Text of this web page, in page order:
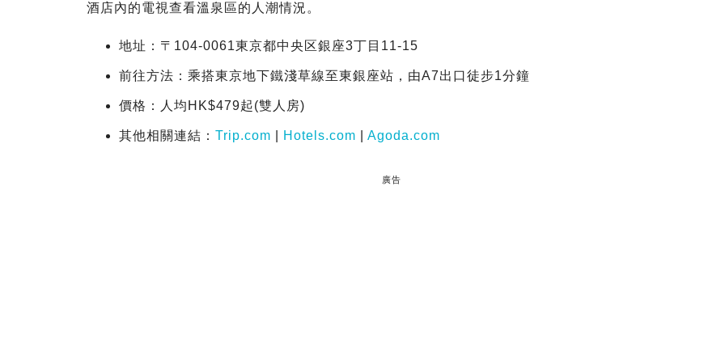
酒店內的電視查看溫泉區的人潮情況。
地址：〒104-0061東京都中央区銀座3丁目11-15
前往方法：乘搭東京地下鐵淺草線至東銀座站，由A7出口徒步1分鐘
價格：人均HK$479起(雙人房)
其他相關連結： Trip.com Hotels.com Agoda.com
廣告